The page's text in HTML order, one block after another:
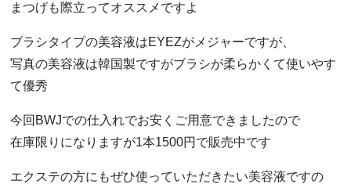
まつげも際立ってオススメですよ
ブラシタイプの美容液はEYEZがメジャーですが、
写真の美容液は韓国製ですがブラシが柔らかくて使いやす
て優秀
今回BWJでの仕入れでお安くご用意できましたので
在庫限りになりますが1本1500円で販売中です
エクステの方にもぜひ使っていただきたい美容液ですの